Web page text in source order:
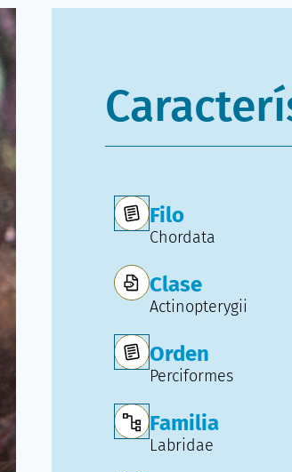
Filo
Chordata
Clase
Actinopterygii
Orden
Perciformes
Familia
Labridae